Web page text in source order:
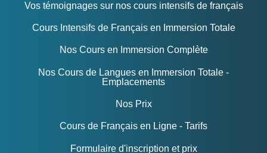
Vos témoignages sur nos cours intensifs de français
Cours Intensifs de Français en Immersion Totale
Nos Cours en Immersion Complète
Nos Cours de Langues en Immersion Totale -
Emplacements
Nos Prix
Cours de Français en Ligne - Tarifs
Formulaire d'inscription et prix